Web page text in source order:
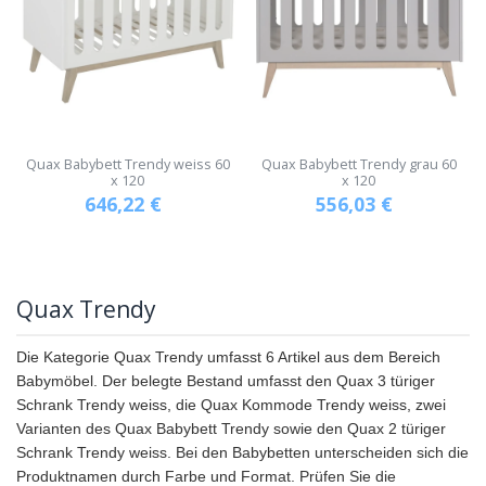
Quax Babybett Trendy weiss 60
x 120
646,22 €
Quax Babybett Trendy grau 60
x 120
556,03 €
Quax Trendy
Die Kategorie Quax Trendy umfasst 6 Artikel aus dem Bereich
Babymöbel. Der belegte Bestand umfasst den Quax 3 türiger
Schrank Trendy weiss, die Quax Kommode Trendy weiss, zwei
Varianten des Quax Babybett Trendy sowie den Quax 2 türiger
Schrank Trendy weiss. Bei den Babybetten unterscheiden sich die
Produktnamen durch Farbe und Format. Prüfen Sie die